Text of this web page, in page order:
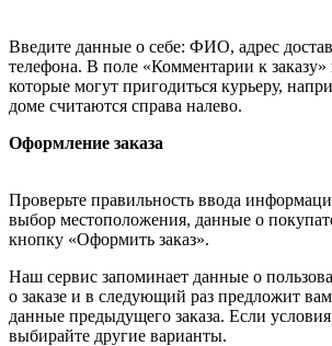
Введите данные о себе: ФИО, адрес
телефона. В поле «Комментарии к заказу»
которые могут пригодиться курьеру,
доме считаются справа налево.
Оформление заказа
Проверьте правильность ввода
выбор местоположения, данные о
кнопку «Оформить заказ».
Наш сервис запоминает данные о
о заказе и в следующий раз предложит
данные предыдущего заказа. Если
выбирайте другие варианты.